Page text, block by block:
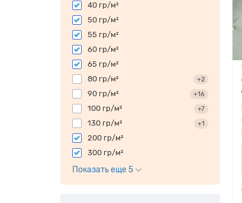
40 гр/м²
50 гр/м²
55 гр/м²
60 гр/м²
65 гр/м²
80 гр/м²
+2
90 гр/м² +16
100 гр/м² +7
130 гр/м² +1
200 гр/м²
300 гр/м²
Показать еще 5